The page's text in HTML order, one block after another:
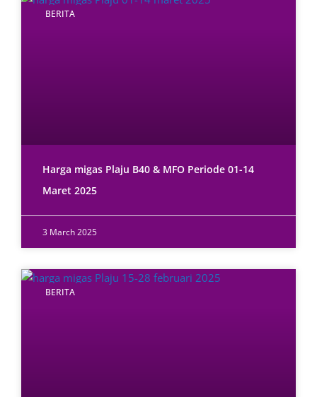
BERITA
Harga migas Plaju B40 & MFO Periode 01-14
Maret 2025
3 March 2025
BERITA